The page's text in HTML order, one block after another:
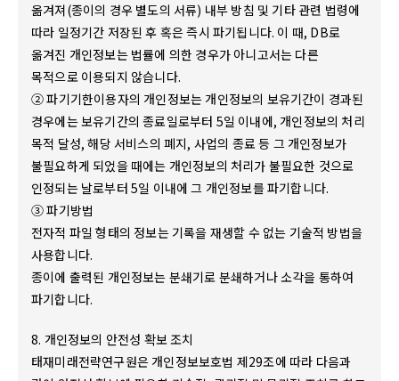
옮겨져(종이의 경우 별도의 서류) 내부 방침 및 기타 관련 법령에
따라 일정기간 저장된 후 혹은 즉시 파기됩니다. 이 때, DB로
옮겨진 개인정보는 법률에 의한 경우가 아니고서는 다른
목적으로 이용되지 않습니다.
② 파기기한이용자의 개인정보는 개인정보의 보유기간이 경과된
경우에는 보유기간의 종료일로부터 5일 이내에, 개인정보의 처리
목적 달성, 해당 서비스의 폐지, 사업의 종료 등 그 개인정보가
불필요하게 되었을 때에는 개인정보의 처리가 불필요한 것으로
인정되는 날로부터 5일 이내에 그 개인정보를 파기합니다.
③ 파기방법
전자적 파일 형태의 정보는 기록을 재생할 수 없는 기술적 방법을
사용합니다.
종이에 출력된 개인정보는 분쇄기로 분쇄하거나 소각을 통하여
파기합니다.
8. 개인정보의 안전성 확보 조치
태재미래전략연구원은 개인정보보호법 제29조에 따라 다음과